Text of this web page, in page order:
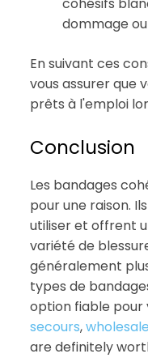
dommage
En suivant ces
vous assurer que
prêts à l'emploi
Conclusion
Les bandages
pour une raison.
utiliser et offrent
variété de
généralement
types de
option fiable pour
secours,
are definitely